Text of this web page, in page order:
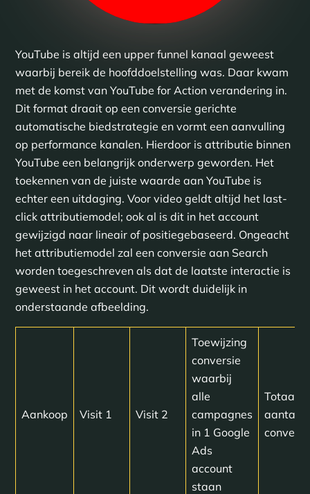
YouTube is altijd een upper funnel kanaal geweest
waarbij bereik de hoofddoelstelling was. Daar kwam
met de komst van YouTube for Action verandering in.
Dit format draait op een conversie gerichte
automatische biedstrategie en vormt een aanvulling
op performance kanalen. Hierdoor is attributie binnen
YouTube een belangrijk onderwerp geworden. Het
toekennen van de juiste waarde aan YouTube is
echter een uitdaging. Voor video geldt altijd het last-
click attributiemodel; ook al is dit in het account
gewijzigd naar lineair of positiegebaseerd. Ongeacht
het attributiemodel zal een conversie aan Search
worden toegeschreven als dat de laatste interactie is
geweest in het account. Dit wordt duidelijk in
onderstaande afbeelding.
Aankoop Visit 1 Visit 2
Toewijzing
conversie
waarbij
alle
campagnes
in 1 Google
Ads
account
staan
Totaal
aantal